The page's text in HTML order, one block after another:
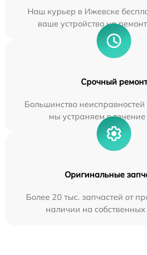
Наш курьер в Ижевске
ваше устройство на
Срочный ремонт
Большинство неисправностей
мы устраняем в течение
Оригинальные
Более 20 тыс. запчастей от
наличии на